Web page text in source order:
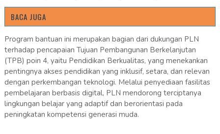
BACA JUGA
Program bantuan ini merupakan bagian dari dukungan PLN
terhadap pencapaian Tujuan Pembangunan Berkelanjutan
(TPB) poin 4, yaitu Pendidikan Berkualitas, yang menekankan
pentingnya akses pendidikan yang inklusif, setara, dan relevan
dengan perkembangan teknologi. Melalui penyediaan fasilitas
pembelajaran berbasis digital, PLN mendorong terciptanya
lingkungan belajar yang adaptif dan berorientasi pada
peningkatan kompetensi generasi muda.